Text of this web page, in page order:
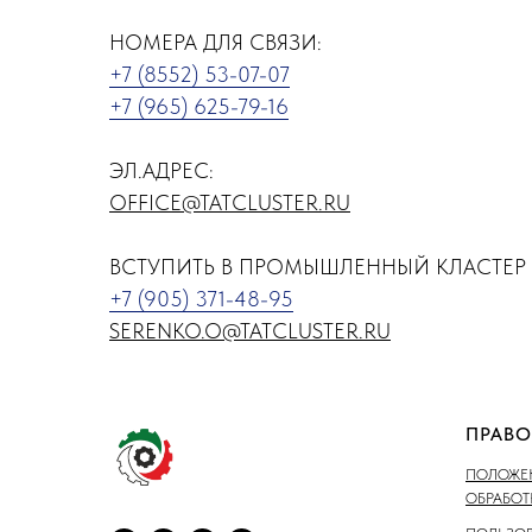
НОМЕРА ДЛЯ СВЯЗИ:
+7 (8552) 53-07-07
+7 (965) 625-79-16
ЭЛ.АДРЕС:
OFFICE@TATCLUSTER.RU
ВСТУПИТЬ В ПРОМЫШЛЕННЫЙ КЛАСТЕР
+7 (905) 371-48-95
SERENKO.O@TATCLUSTER.RU